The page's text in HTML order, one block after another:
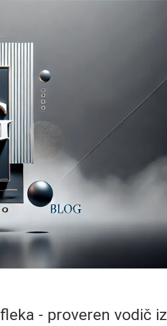
- proveren vodič iz